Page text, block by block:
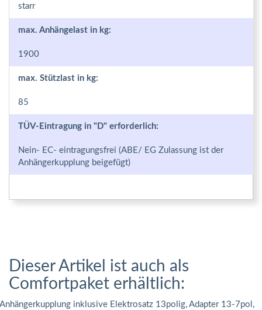
starr
max. Anhängelast in kg:
1900
max. Stützlast in kg:
85
TÜV-Eintragung in "D" erforderlich:
Nein- EC- eintragungsfrei (ABE/ EG Zulassung ist der
Anhängerkupplung beigefügt)
Dieser Artikel ist auch als
Comfortpaket erhältlich:
Anhängerkupplung inklusive Elektrosatz 13polig, Adapter 13-7pol,